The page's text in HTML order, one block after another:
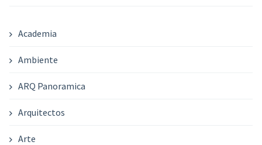
Academia
Ambiente
ARQ Panoramica
Arquitectos
Arte